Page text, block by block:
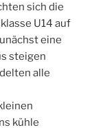
sich die
U14 auf
eine
steigen
alle
kühle